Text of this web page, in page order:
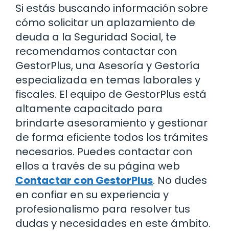
Si estás buscando información sobre
cómo solicitar un aplazamiento de
deuda a la Seguridad Social, te
recomendamos contactar con
GestorPlus, una Asesoría y Gestoría
especializada en temas laborales y
fiscales. El equipo de GestorPlus está
altamente capacitado para
brindarte asesoramiento y gestionar
de forma eficiente todos los trámites
necesarios. Puedes contactar con
ellos a través de su página web
Contactar con GestorPlus. No dudes
en confiar en su experiencia y
profesionalismo para resolver tus
dudas y necesidades en este ámbito.